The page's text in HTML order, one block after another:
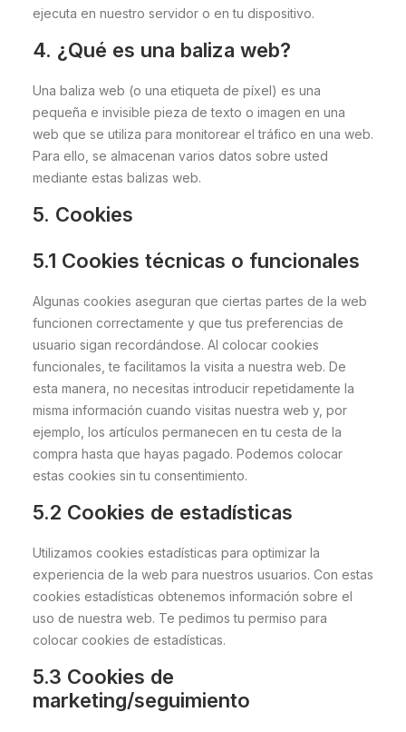
ejecuta en nuestro servidor o en tu dispositivo.
4. ¿Qué es una baliza web?
Una baliza web (o una etiqueta de píxel) es una
pequeña e invisible pieza de texto o imagen en una
web que se utiliza para monitorear el tráfico en una web.
Para ello, se almacenan varios datos sobre usted
mediante estas balizas web.
5. Cookies
5.1 Cookies técnicas o funcionales
Algunas cookies aseguran que ciertas partes de la web
funcionen correctamente y que tus preferencias de
usuario sigan recordándose. Al colocar cookies
funcionales, te facilitamos la visita a nuestra web. De
esta manera, no necesitas introducir repetidamente la
misma información cuando visitas nuestra web y, por
ejemplo, los artículos permanecen en tu cesta de la
compra hasta que hayas pagado. Podemos colocar
estas cookies sin tu consentimiento.
5.2 Cookies de estadísticas
Utilizamos cookies estadísticas para optimizar la
experiencia de la web para nuestros usuarios. Con estas
cookies estadísticas obtenemos información sobre el
uso de nuestra web. Te pedimos tu permiso para
colocar cookies de estadísticas.
5.3 Cookies de
marketing/seguimiento